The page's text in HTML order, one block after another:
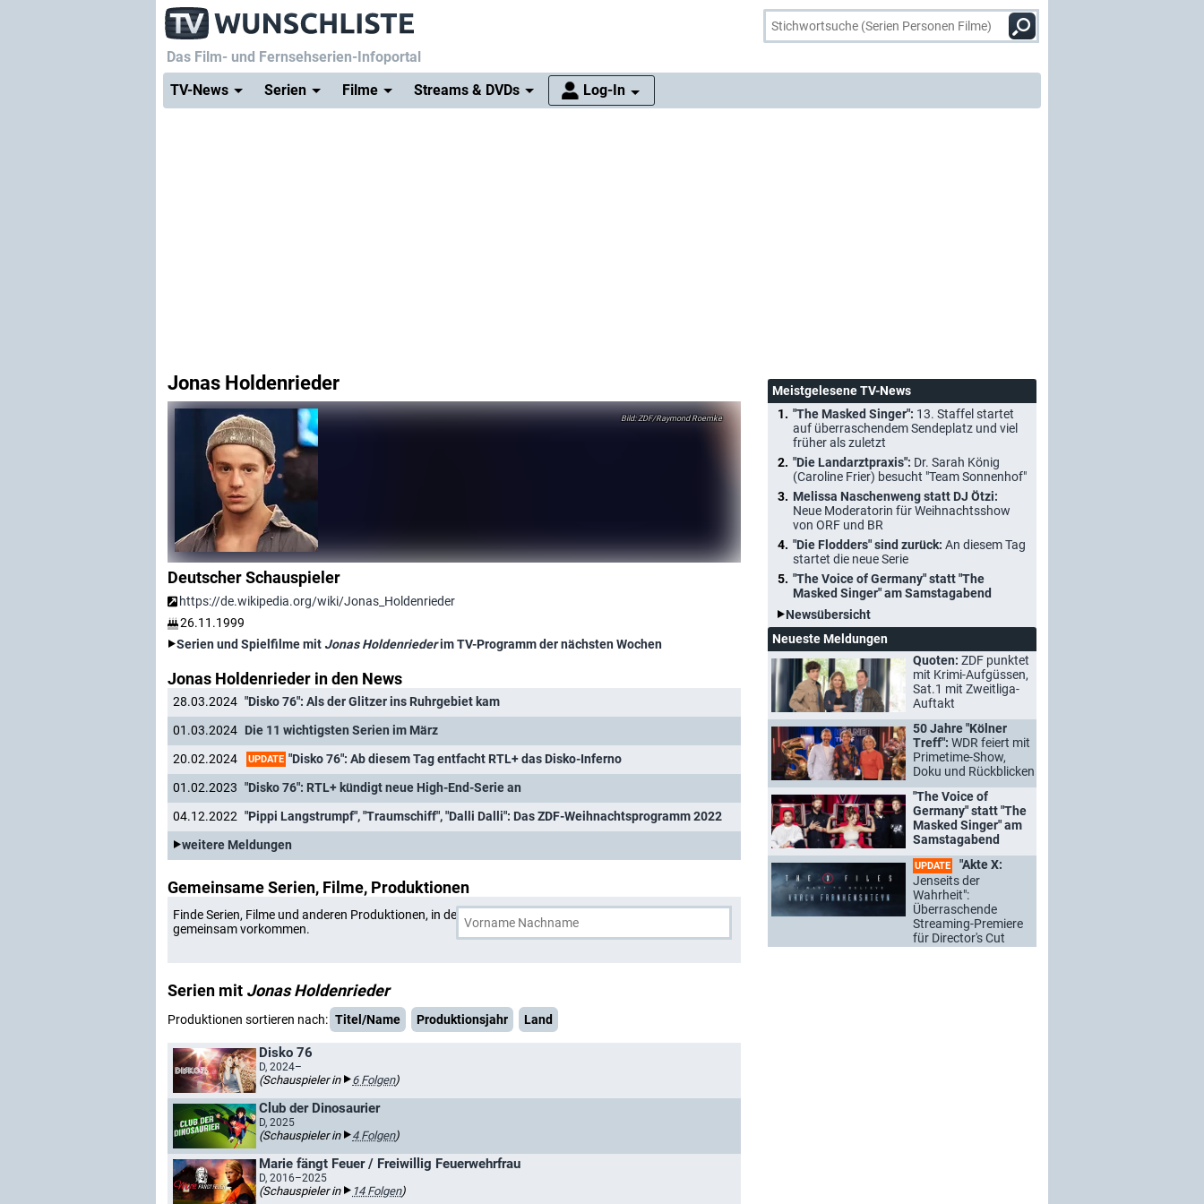
Das Film- und Fernsehserien-Infoportal
TV-News
Serien Filme Streams & DVDs Log-In
Jonas Holdenrieder
ZDF/Raymond Roemke
Deutscher Schauspieler
https://de.wikipedia.org/wiki/Jonas_Holdenrieder
26.11.1999
Serien und Spielfilme mit Jonas Holdenriederim TV-Programm der nächsten Wochen
Jonas Holdenrieder in den News
28.03.2024 "Disko 76": Als der Glitzer ins Ruhrgebiet kam
01.03.2024 Die 11 wichtigsten Serien im März
20.02.2024
UPDATE "Disko 76": Ab diesem Tag entfacht RTL+ das Disko-Inferno
01.02.2023 "Disko 76": RTL+ kündigt neue High-End-Serie an
04.12.2022 "Pippi Langstrumpf", "Traumschiff", "Dalli Dalli": Das ZDF-Weihnachtsprogramm 2022
weitere Meldungen
Gemeinsame Serien, Filme, Produktionen
Finde Serien, Filme und anderen Produktionen, in denen Jonas Holdenrieder
gemeinsam vorkommen.
Serien mit Jonas Holdenrieder
Produktionen sortieren nach: Titel/Name Produktionsjahr Land
Disko 76
D, 2024–
(Schauspieler in 6 Folgen)
Club der Dinosaurier
D, 2025
(Schauspieler in 4 Folgen)
Marie fängt Feuer / Freiwillig Feuerwehrfrau
D, 2016–2025
(Schauspieler in 14 Folgen)
Meistgelesene TV-News
"The Masked Singer": 13. Staffel startet
auf überraschendem Sendeplatz und viel
früher als zuletzt
"Die Landarztpraxis": Dr. Sarah König
(Caroline Frier) besucht "Team Sonnenhof"
Melissa Naschenweng statt DJ Ötzi:
Neue Moderatorin für Weihnachtsshow
von ORF und BR
"Die Flodders" sind zurück: An diesem Tag
startet die neue Serie
"The Voice of Germany" statt "The
Masked Singer" am Samstagabend
Newsübersicht
Neueste Meldungen
Quoten: ZDF punktet
mit Krimi-Aufgüssen,
Sat.1 mit Zweitliga-
Auftakt
50 Jahre "Kölner
Treff": WDR feiert mit
Primetime-Show,
Doku und Rückblicken
"The Voice of
Germany" statt "The
Masked Singer" am
Samstagabend
UPDATE
"Akte X:
Jenseits der
Wahrheit":
Überraschende
Streaming-Premiere
für Director's Cut